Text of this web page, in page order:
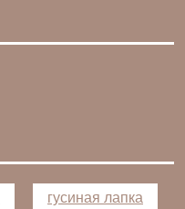
гусиная лапка